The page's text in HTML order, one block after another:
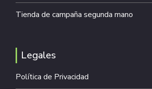
Tienda de campaña segunda mano
Legales
Política de Privacidad